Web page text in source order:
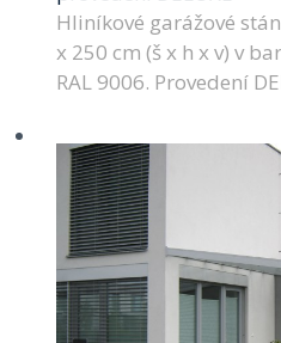
Hliníkové garážové
x 250 cm (š x h x v) v
RAL 9006. Provedení